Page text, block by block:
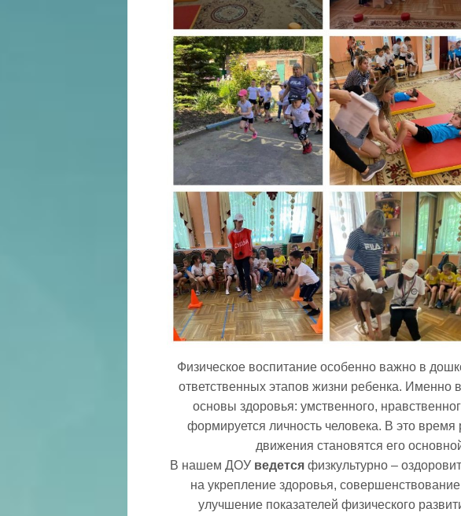
Физическое воспитание особенно важно в
ответственных этапов жизни ребенка. Именно
основы здоровья: умственного,
формируется личность человека. В это время
движения становятся его
В нашем ДОУ ведется физкультурно –
на укрепление здоровья,
улучшение показателей физического